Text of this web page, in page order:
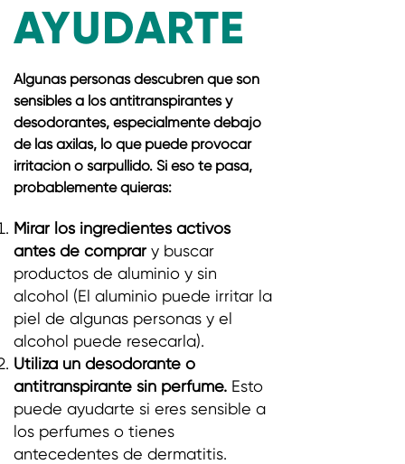
AYUDARTE
Algunas personas descubren que son
sensibles a los antitranspirantes y
desodorantes, especialmente debajo
de las axilas, lo que puede provocar
irritación o sarpullido. Si eso te pasa,
probablemente quieras:
Mirar los ingredientes activos
antes de comprar y buscar
productos de aluminio y sin
alcohol (El aluminio puede irritar la
piel de algunas personas y el
alcohol puede resecarla).
Utiliza un desodorante o
antitranspirante sin perfume. Esto
puede ayudarte si eres sensible a
los perfumes o tienes
antecedentes de dermatitis.